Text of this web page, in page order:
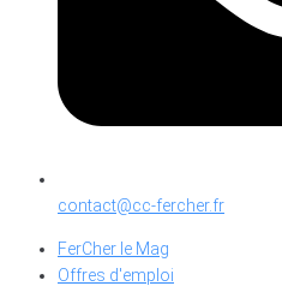
contact@cc-fercher.fr
FerCher le Mag
Offres d'emploi